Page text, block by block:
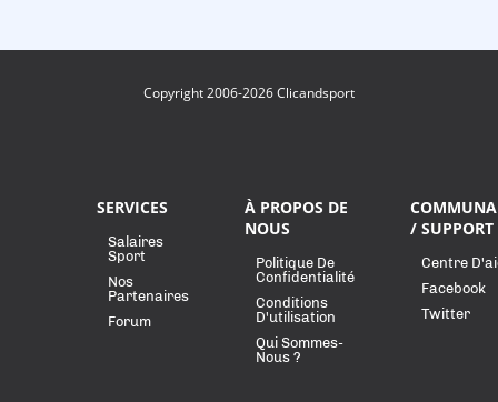
Copyright 2006-2026 Clicandsport
SERVICES
Salaires
Sport
Nos
Partenaires
Forum
À PROPOS DE
NOUS
Politique De
Confidentialité
Conditions
D'utilisation
Qui Sommes-
Nous ?
/ SUPPORT
Centre
Facebook
Twitter